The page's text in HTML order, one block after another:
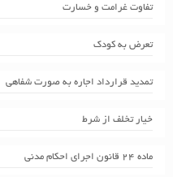
تفاوت غرامت و خسارت
تعرض به کودک
تمدید قرارداد اجاره به صورت شفاهی
خیار تخلف از شرط
ماده ۲۴ قانون اجرای احکام مدنی